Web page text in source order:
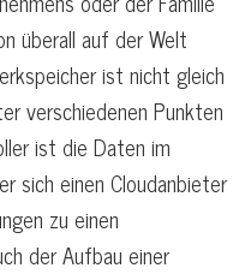
überall auf der Welt
ist nicht gleich
verschiedenen Punkten
ist die Daten im
sich einen Cloudanbieter
zu einen
der Aufbau einer